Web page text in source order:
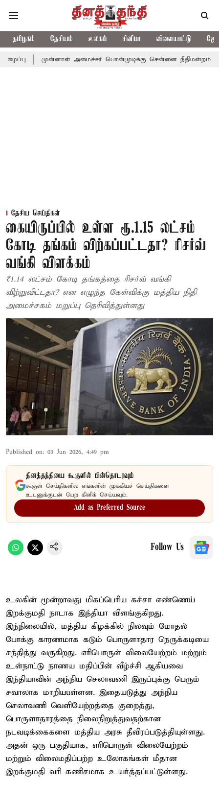
தமிழகம் தேசியம் உலகம் சினிமா விளையாட்டு
முன்னாள் அமைச்சர் பொன்முடிக்கு சென்னை நீதிமன்றம் பிடிவாராண்ட்
தேசிய செய்திகள்
கையிருப்பில் உள்ள ரூ.1.15 லட்சம்
கோடி தங்கம் விற்கப்பட்டதா? ரிசர்வ்
வங்கி விளக்கம்
₹1.14 லட்சம் கோடி தங்கத்தை ரிசர்வ் வங்கி
விற்றுவிட்டதா? என எழுந்த கேள்விக்கு மத்திய நிதி
அமைச்சகம் மறுப்பு தெரிவித்துள்ளது
Published on: 03 Jun 2026, 4:49 pm
தினத்தந்தியை கூகுளில் பின்தொடரவும்
கூகுள் செய்திகளில் எங்களின் முக்கியச் செய்திகளை
உடனுக்குடன் பெற கிளிக் செய்யவும்.
Add as Preferred Source
Follow Us
உலகின் மூன்றாவது மிகப்பெரிய கச்சா எண்ணெய்
இறக்குமதி நாடாக இந்தியா விளங்குகிறது.
இந்நிலையில், மத்திய கிழக்கில் நிலவும் மோதல்
போக்கு காரணமாக கடும் பொருளாதார நெருக்கடியை
சந்தித்து வருகிறது. எரிபொருள் விலையேற்றம் மற்றும்
உள்நாட்டு நாணய மதிப்பின் வீழ்ச்சி ஆகியவை
இந்தியாவின் அந்நிய செலாவணி இருப்புக்கு பெரும்
சவாலாக மாறியuள்ளன. இதையடுத்து அந்நிய
செலாவணி வெளியேற்றத்தை குறைத்து,
பொருளாதாரத்தை நிலைநிறுத்துவதற்கான
நடவடிக்கைகளை மத்திய அரசு தீவிரப்படுத்தியுள்ளது.
அதன் ஒரு பகுதியாக, எரிபொருள் விலையேற்றம்
மற்றும் விலைமதிப்பற்ற உலோகங்கள் மீதான
இறக்குமதி வரி கணிசமாக உயர்த்தப்பட்டுள்ளது.